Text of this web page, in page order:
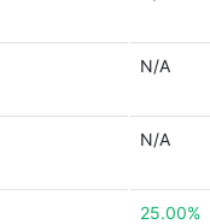
N/A
N/A
25.00%